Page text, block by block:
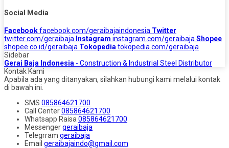
Social Media
Facebookfacebook.com/geraibajaindonesia Twitter
twitter.com/geraibaja Instagram instagram.com/geraibaja Shopee
shopee.co.id/geraibaja Tokopedia tokopedia.com/geraibaja
Sidebar
Gerai Baja Indonesia - Construction & Industrial Steel Distributor
Kontak Kami
Apabila ada yang ditanyakan, silahkan hubungi kami melalui kontak
di bawah ini.
SMS 085864621700
Call Center085864621700
Whatsapp Raisa 085864621700
Messengergeraibaja
Telegrram geraibaja
Email geraibajaindo@gmail.com